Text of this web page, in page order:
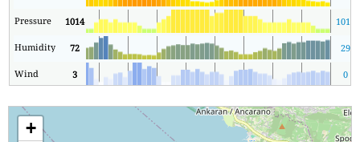
Pressure 1014 1014
Humidity 72 29
Wind 3 0
+